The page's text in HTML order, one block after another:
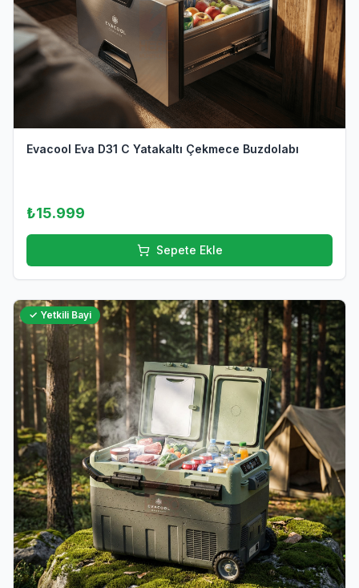
Evacool Eva D31 C Yatakaltı Çekmece Buzdolabı
₺15.999
Sepete Ekle
✓ Yetkili Bayi